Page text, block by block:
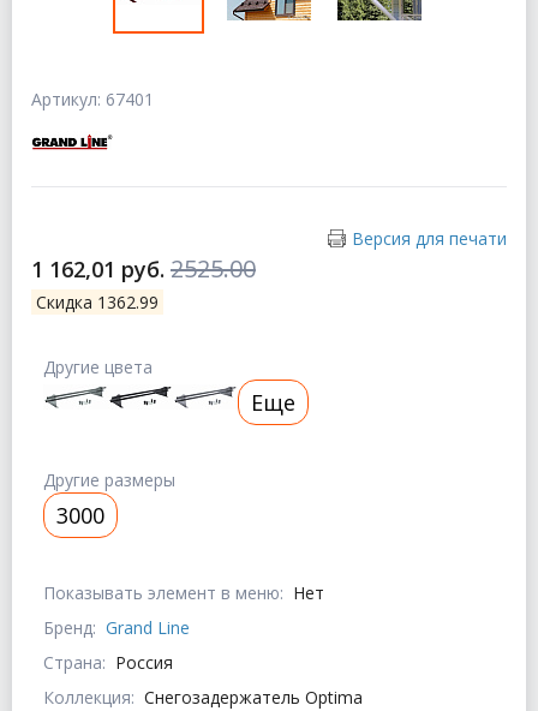
Артикул: 67401
Версия для печати
1 162,01 руб. 2525.00
Скидка 1362.99
Показывать элемент в меню: Нет
Бренд: Grand Line
Страна: Россия
Коллекция: Снегозадержатель Optima
Другие цвета
Еще
Другие размеры
3000